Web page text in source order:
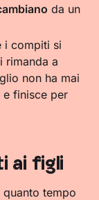
da un
i compiti si
rimanda a
non ha mai
finisce per
ai figli
tempo